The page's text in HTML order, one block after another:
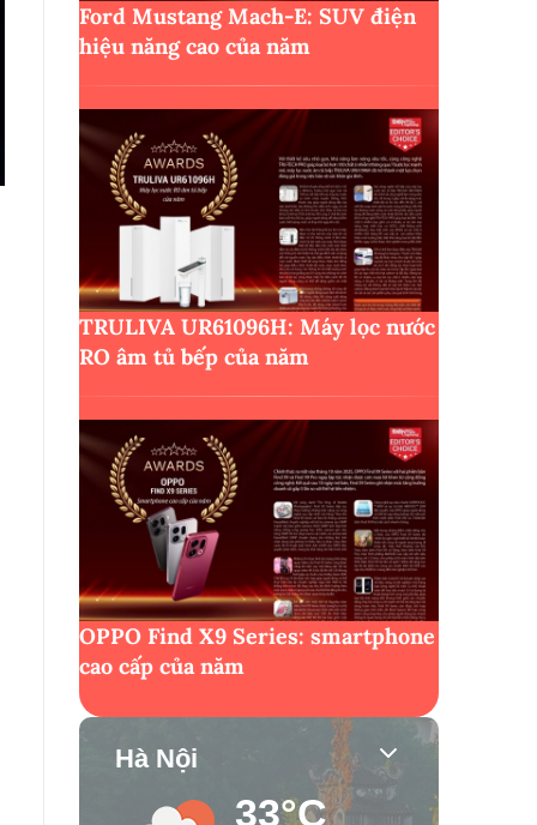
Ford Mustang Mach-E: SUV điện
hiệu năng cao của năm
TRULIVA UR61096H: Máy lọc nước
RO âm tủ bếp của năm
OPPO Find X9 Series: smartphone
cao cấp của năm
Hà Nội
33°C